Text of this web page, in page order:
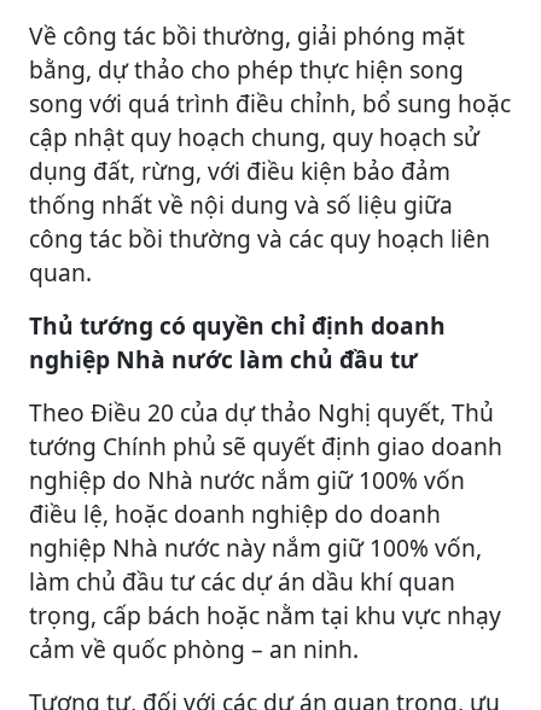
Về công tác bồi thường, giải phóng mặt
bằng, dự thảo cho phép thực hiện song
song với quá trình điều chỉnh, bổ sung hoặc
cập nhật quy hoạch chung, quy hoạch sử
dụng đất, rừng, với điều kiện bảo đảm
thống nhất về nội dung và số liệu giữa
công tác bồi thường và các quy hoạch liên
quan.
Thủ tướng có quyền chỉ định doanh
nghiệp Nhà nước làm chủ đầu tư
Theo Điều 20 của dự thảo Nghị quyết, Thủ
tướng Chính phủ sẽ quyết định giao doanh
nghiệp do Nhà nước nắm giữ 100% vốn
điều lệ, hoặc doanh nghiệp do doanh
nghiệp Nhà nước này nắm giữ 100% vốn,
làm chủ đầu tư các dự án dầu khí quan
trọng, cấp bách hoặc nằm tại khu vực nhạy
cảm về quốc phòng – an ninh.
Tương tự, đối với các dự án quan trọng, ưu